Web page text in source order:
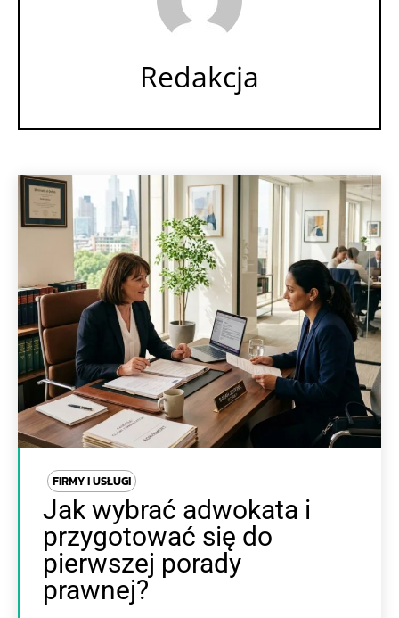
Redakcja
FIRMY I USŁUGI
Jak wybrać adwokata i
przygotować się do
pierwszej porady
prawnej?